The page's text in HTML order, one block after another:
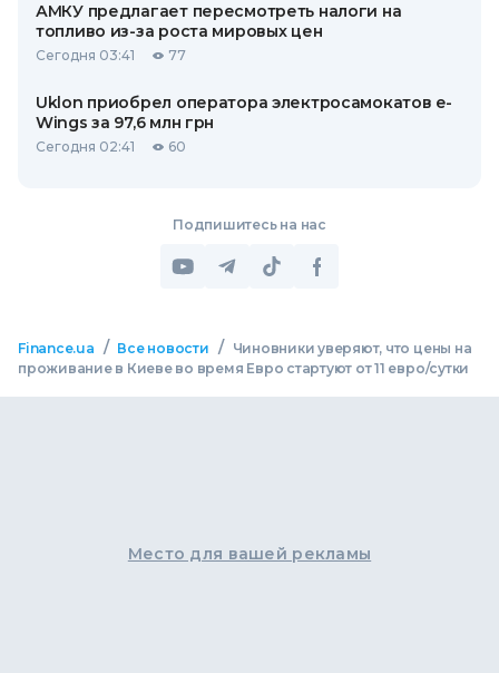
АМКУ предлагает пересмотреть налоги на
топливо из-за роста мировых цен
Сегодня 03:41 77
Uklon приобрел оператора электросамокатов e-
Wings за 97,6 млн грн
Сегодня 02:41 60
Подпишитесь на нас
Finance.ua / Все новости /
Чиновники уверяют, что цены на
проживание в Киеве во время Евро стартуют от 11 евро/сутки
Место для вашей рекламы